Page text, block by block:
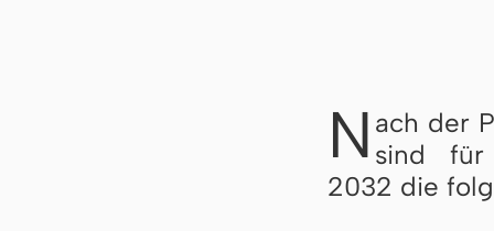
N ach der
sind
2032 die